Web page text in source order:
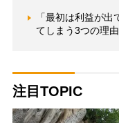
「最初は利益が
てしまう3つの理由
注目TOPIC